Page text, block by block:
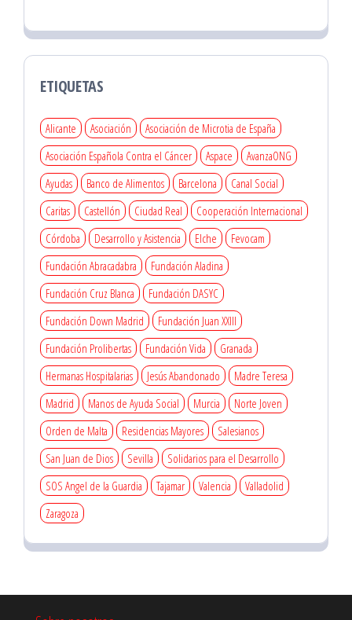
ETIQUETAS
Alicante Asociación
Asociación de Microtia de España
Asociación Española Contra el Cáncer
Aspace
AvanzaONG
Ayudas
Banco de Alimentos Barcelona
Canal Social
Caritas
Castellón Ciudad Real
Cooperación Internacional
Córdoba
Desarrollo y Asistencia Elche
Fevocam
Fundación Abracadabra
Fundación Aladina
Fundación Cruz Blanca
Fundación DASYC
Fundación Down Madrid
Fundación Juan XXIII
Fundación Prolibertas
Fundación Vida
Granada
Hermanas Hospitalarias
Jesús Abandonado
Madre Teresa
Madrid
Manos de Ayuda Social Murcia
Norte Joven
Orden de Malta
Residencias Mayores
Salesianos
San Juan de Dios
Sevilla
Solidarios para el Desarrollo
SOS Angel de la Guardia
Tajamar Valencia
Valladolid
Zaragoza